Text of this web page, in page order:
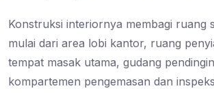
Konstruksi interiornya membagi ruang
mulai dari area lobi kantor, ruang
tempat masak utama, gudang
kompartemen pengemasan dan